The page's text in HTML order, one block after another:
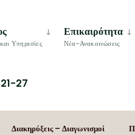
Υπηρεσίες
Επικαιρότητα
Νέα-Ανακοινώσεις
27
Διακηρύξεις – Διαγωνισμοί